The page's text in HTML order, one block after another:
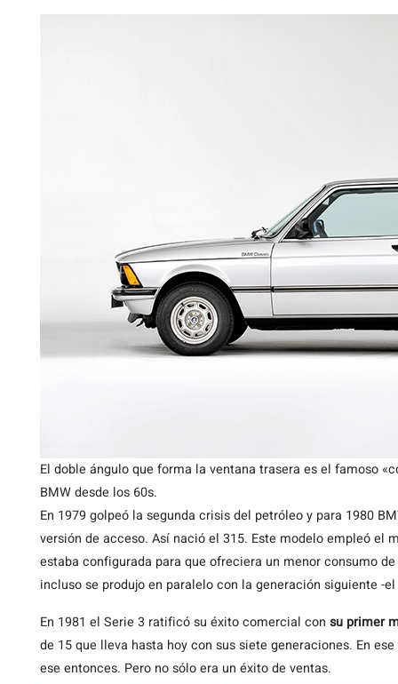
El doble ángulo que forma la ventana trasera es el famoso
BMW desde los 60s.
En 1979 golpeó la segunda crisis del petróleo y para 1980
versión de acceso. Así nació el 315. Este modelo empleó el
estaba configurada para que ofreciera un menor consumo
incluso se produjo en paralelo con la generación siguiente -
En 1981 el Serie 3 ratificó su éxito comercial con su primer
de 15 que lleva hasta hoy con sus siete generaciones. En
ese entonces. Pero no sólo era un éxito de ventas.